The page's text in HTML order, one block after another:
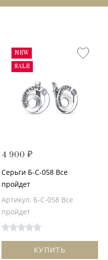
NEW
SALE
4 900 ₽
Серьги Б-С-058 Все
пройдет
Артикул: Б-С-058 Все
пройдет
КУПИТЬ